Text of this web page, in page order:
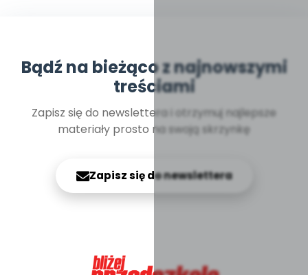
Bądź na bieżąco z najnowszymi
treściami
Zapisz się do newslettera i otrzymuj najlepsze
materiały prosto na swoją skrzynkę
Zapisz się do newslettera